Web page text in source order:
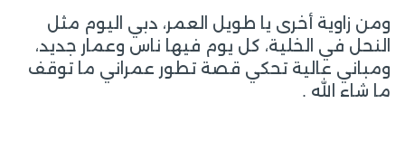
ومن زاوية أخرى يا طويل العمر، دبي اليوم مثل
النحل في الخلية، كل يوم فيها ناس وعمار جديد،
ومباني عالية تحكي قصة تطور عمراني ما توقف
ما شاء الله .